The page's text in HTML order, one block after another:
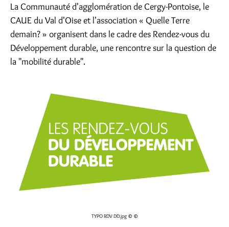
La Communauté d'agglomération de Cergy-Pontoise, le
CAUE du Val d'Oise et l'association « Quelle Terre
demain? » organisent dans le cadre des Rendez-vous du
Développement durable, une rencontre sur la question de
la "mobilité durable".
TYPO RDV DD.jpg © ©